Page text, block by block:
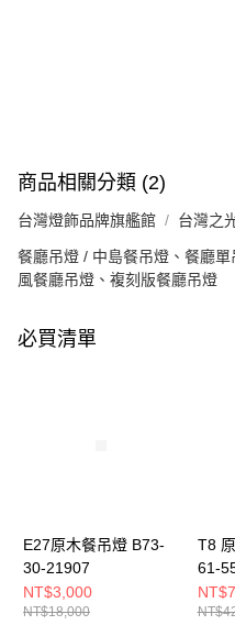
商品相關分類 (2)
台灣燈飾品牌旗艦館 台灣之
餐廳吊燈 / 中島餐吊燈、餐廳單
風餐廳吊燈、複刻版餐廳吊燈
必買清單
E27原木餐吊燈 B73-
30-21907
NT$3,000
NT$18,000
T8
61-